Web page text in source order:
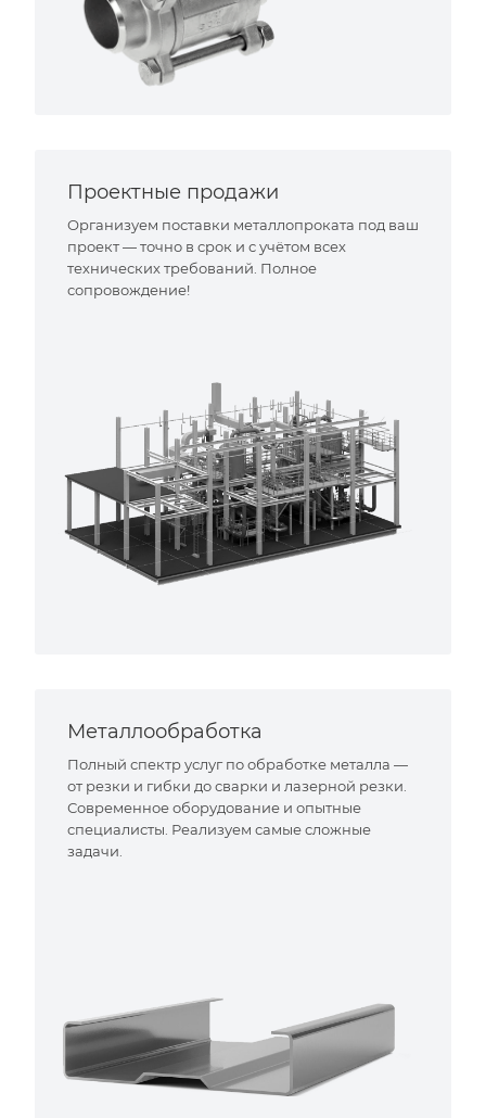
Проектные продажи
Организуем поставки металлопроката под ваш
проект — точно в срок и с учётом всех
технических требований. Полное
сопровождение!
Металлообработка
Полный спектр услуг по обработке металла —
от резки и гибки до сварки и лазерной резки.
Современное оборудование и опытные
специалисты. Реализуем самые сложные
задачи.